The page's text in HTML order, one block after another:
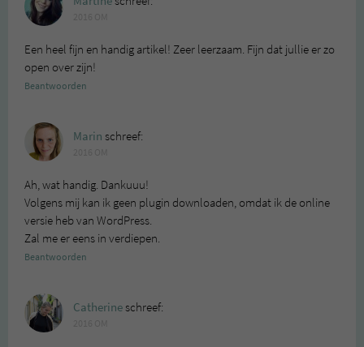
Een heel fijn en handig artikel! Zeer leerzaam. Fijn dat jullie er zo
open over zijn!
Beantwoorden
Marin schreef:
Ah, wat handig. Dankuuu!
Volgens mij kan ik geen plugin downloaden, omdat ik de online
versie heb van WordPress.
Zal me er eens in verdiepen.
Beantwoorden
Catherineschreef: